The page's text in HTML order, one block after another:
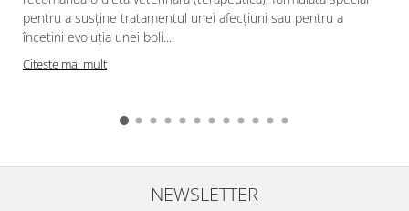
pentru a susține tratamentul unei afecțiuni sau pentru a
încetini evoluția unei boli....
Citeste mai mult
NEWSLETTER